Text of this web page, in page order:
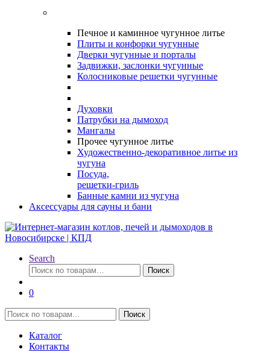
Печное и каминное чугунное литье
Плиты и конфорки чугунные
Дверки чугунные и порталы
Задвижки, заслонки чугунные
Колосниковые решетки чугунные
Духовки
Патрубки на дымоход
Мангалы
Прочее чугунное литье
Художественно-декоративное литье из
чугуна
Посуда,
решетки-гриль
Банные камни из чугуна
Аксессуары для сауны и бани
Search
Искать:
Поиск
0
Искать:
Поиск
Каталог
Контакты